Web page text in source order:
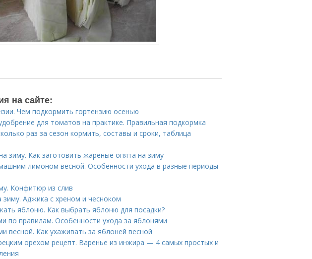
на сайте:
Чем подкормить гортензию осенью
для томатов на практике. Правильная подкормка
раз за сезон кормить, составы и сроки, таблица
зиму. Как заготовить жареные опята на зиму
лимоном весной. Особенности ухода в разные периоды
Конфитюр из слив
Аджика с хреном и чесноком
яблоню. Как выбрать яблоню для посадки?
по правилам. Особенности ухода за яблонями
весной. Как ухаживать за яблоней весной
орехом рецепт. Варенье из инжира — 4 самых простых и